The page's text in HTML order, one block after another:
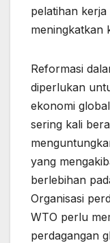
pelatihan
meningkatkan
Reformasi
diperlukan
ekonomi
sering kali
yang
berlebihan
Organisasi
WTO perlu
perdagangan